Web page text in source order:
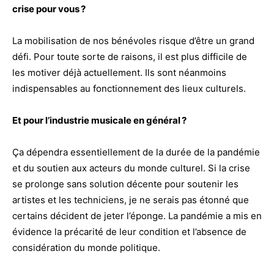
crise pour vous ?
La mobilisation de nos bénévoles risque d’être un grand
défi. Pour toute sorte de raisons, il est plus difficile de
les motiver déjà actuellement. Ils sont néanmoins
indispensables au fonctionnement des lieux culturels.
Et pour l’industrie musicale en général ?
Ça dépendra essentiellement de la durée de la pandémie
et du soutien aux acteurs du monde culturel. Si la crise
se prolonge sans solution décente pour soutenir les
artistes et les techniciens, je ne serais pas étonné que
certains décident de jeter l’éponge. La pandémie a mis en
évidence la précarité de leur condition et l’absence de
considération du monde politique.